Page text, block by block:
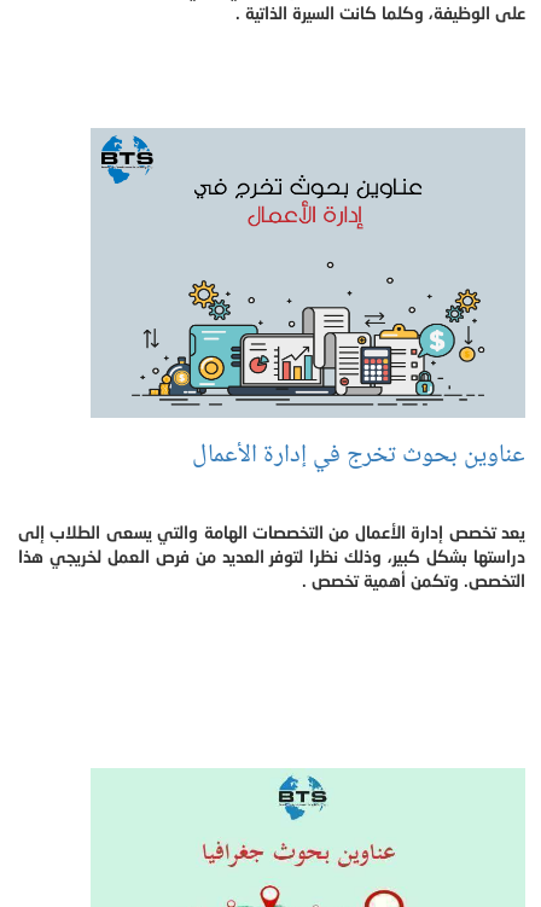
على الوظيفة، وكلما كانت السيرة الذاتية .
عناوين بحوث تخرج في إدارة الأعمال
يعد تخصص إدارة الأعمال من التخصصات الهامة والتي يسعى الطلاب إلى
دراستها بشكل كبير، وذلك نظرا لتوفر العديد من فرص العمل لخريجي هذا
التخصص. وتكمن أهمية تخصص .